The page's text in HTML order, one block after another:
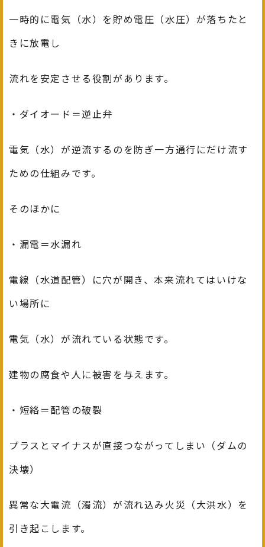
一時的に電気（水）を貯め電圧（水圧）が落ちたと
きに放電し
流れを安定させる役割があります。
・ダイオード＝逆止弁
電気（水）が逆流するのを防ぎ一方通行にだけ流す
ための仕組みです。
そのほかに
・漏電＝水漏れ
電線（水道配管）に穴が開き、本来流れてはいけな
い場所に
電気（水）が流れている状態です。
建物の腐食や人に被害を与えます。
・短絡＝配管の破裂
プラスとマイナスが直接つながってしまい（ダムの
決壊）
異常な大電流（濁流）が流れ込み火災（大洪水）を
引き起こします。